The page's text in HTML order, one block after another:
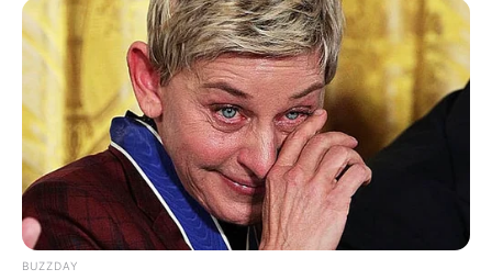
BUZZDAY